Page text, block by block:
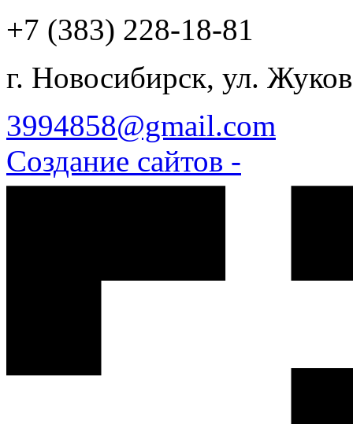
+7 (383) 228-18-81
г. Новосибирск, ул.
3994858@gmail.com
Создание сайтов -